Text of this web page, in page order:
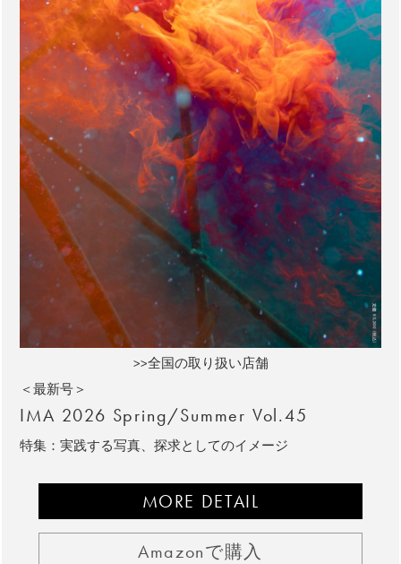
>>全国の取り扱い店舗
＜最新号＞
IMA 2026 Spring/Summer Vol.45
特集：実践する写真、探求としてのイメージ
MORE DETAIL
Amazonで購入